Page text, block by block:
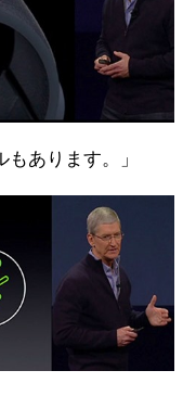
もあります。」